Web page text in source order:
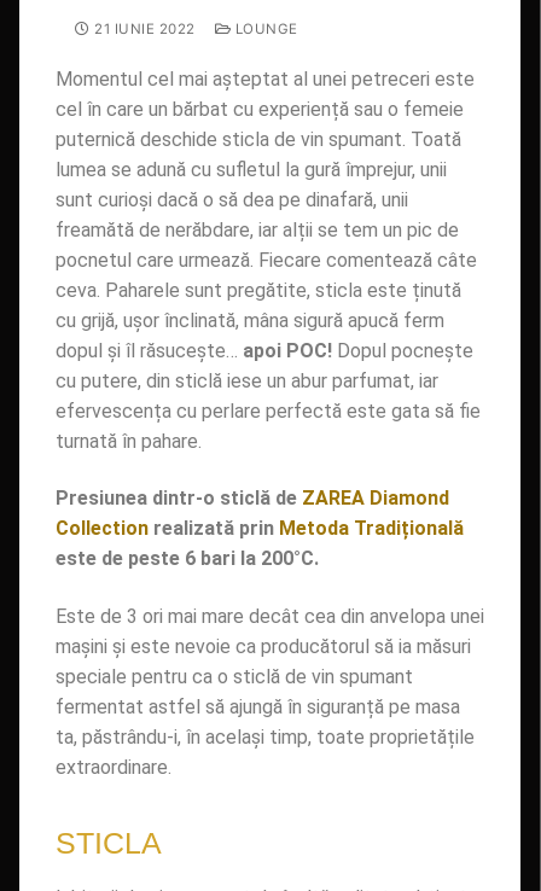
21 IUNIE 2022 LOUNGE
Momentul cel mai așteptat al unei petreceri este
cel în care un bărbat cu experiență sau o femeie
puternică deschide sticla de vin spumant. Toată
lumea se adună cu sufletul la gură împrejur, unii
sunt curioși dacă o să dea pe dinafară, unii
freamătă de nerăbdare, iar alții se tem un pic de
pocnetul care urmează. Fiecare comentează câte
ceva. Paharele sunt pregătite, sticla este ținută
cu grijă, ușor înclinată, mâna sigură apucă ferm
dopul și îl răsucește… apoi POC! Dopul pocnește
cu putere, din sticlă iese un abur parfumat, iar
efervescența cu perlare perfectă este gata să fie
turnată în pahare.
Presiunea dintr-o sticlă de ZAREA Diamond
Collection realizată prin Metoda Tradițională
este de peste 6 bari la 200°C.
Este de 3 ori mai mare decât cea din anvelopa unei
mașini și este nevoie ca producătorul să ia măsuri
speciale pentru ca o sticlă de vin spumant
fermentat astfel să ajungă în siguranță pe masa
ta, păstrându-i, în același timp, toate proprietățile
extraordinare.
STICLA